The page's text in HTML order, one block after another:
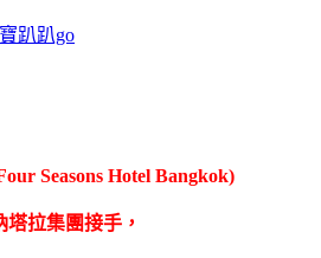
趴趴go
Seasons Hotel Bangkok)
塔拉集團接手，